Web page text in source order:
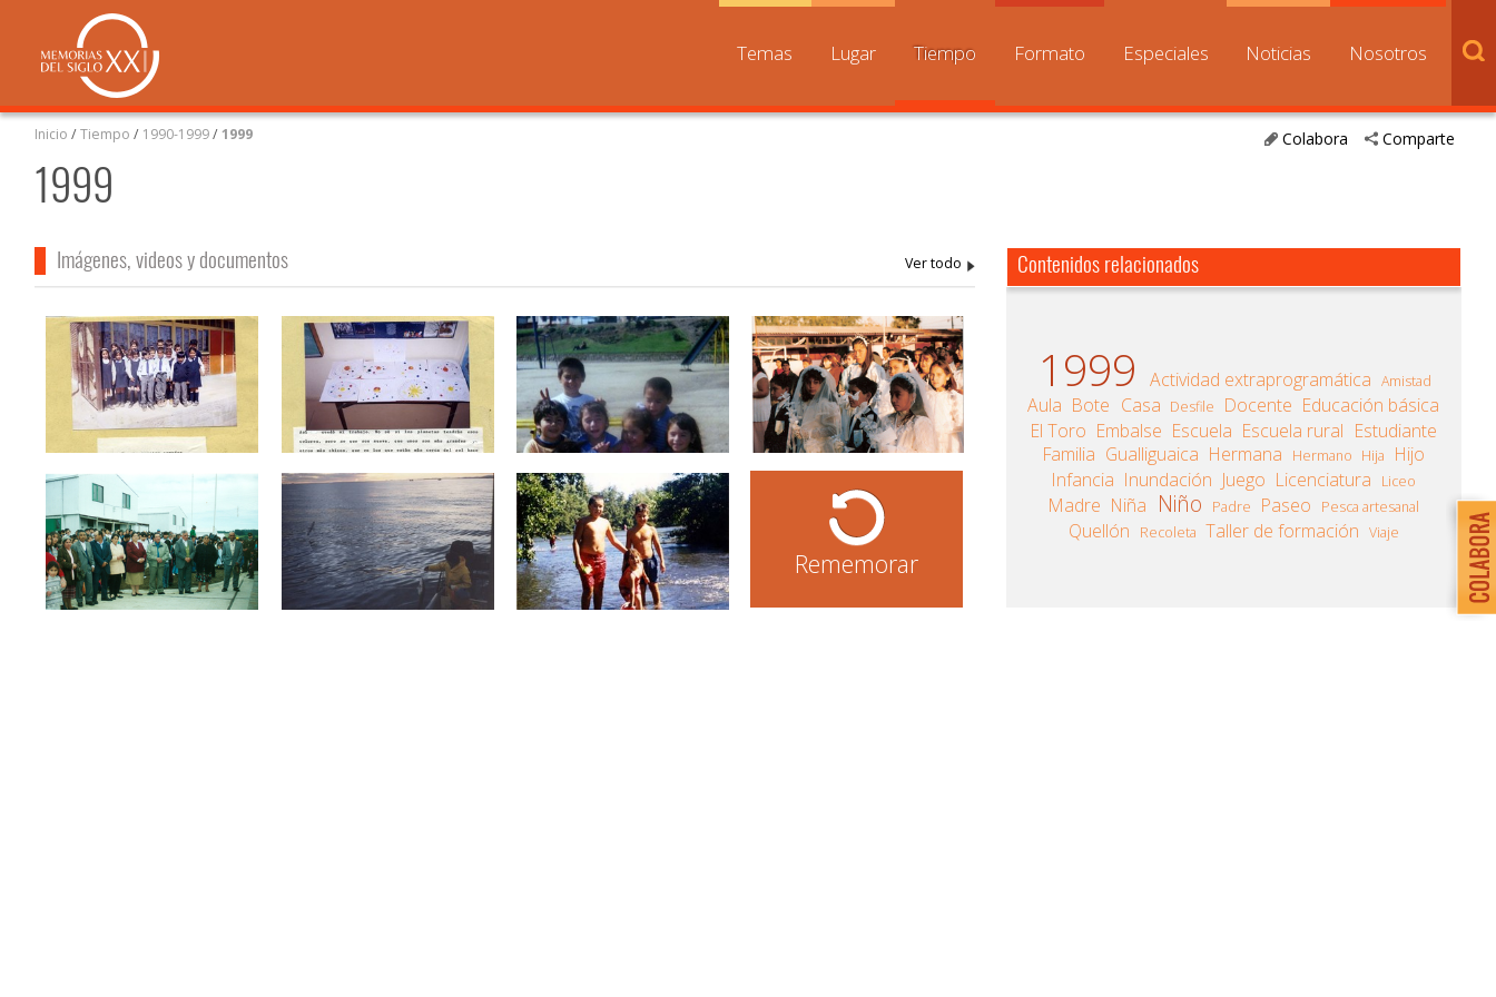
Temas Lugar Tiempo Formato Especiales Noticias Nosotros
Comparte
Colabora
Inicio /Tiempo / 1990-1999/1999
1999
Imágenes, videos y documentos
Rememorar
Contenidos relacionados
1999 Actividad extraprogramática Amistad
Aula Bote Casa Desfile Docente Educación básica
El Toro Embalse Escuela Escuela rural Estudiante
Familia Gualliguaica Hermana Hermano Hija
Hijo
Infancia Inundación Juego Licenciatura Liceo
Madre Niña Niño Padre Paseo Pesca artesanal
Quellón Recoleta Taller de formación Viaje